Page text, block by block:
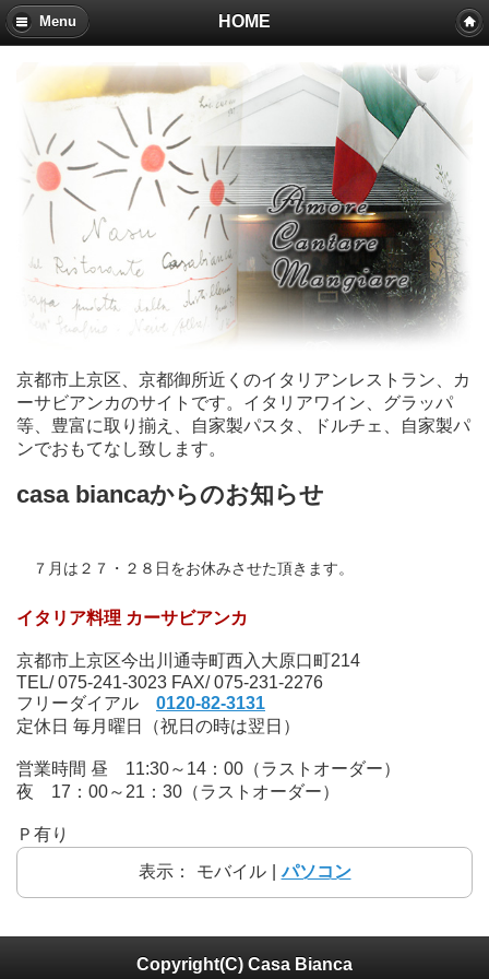
Menu HOME
京都市上京区、京都御所近くのイタリアンレストラン、カ
ーサビアンカのサイトです。イタリアワイン、グラッパ
等、豊富に取り揃え、自家製パスタ、ドルチェ、自家製パ
ンでおもてなし致します。
casa biancaからのお知らせ
７月は２７・２８日をお休みさせた頂きます。
イタリア料理 カーサビアンカ
京都市上京区今出川通寺町西入大原口町214
TEL/ 075-241-3023 FAX/ 075-231-2276
フリーダイアル 0120-82-3131
定休日 毎月曜日（祝日の時は翌日）
営業時間 昼 11:30～14：00（ラストオーダー）
夜 17：00～21：30（ラストオーダー）
Ｐ有り
表示：
モバイル パソコン
Copyright(C) Casa Bianca